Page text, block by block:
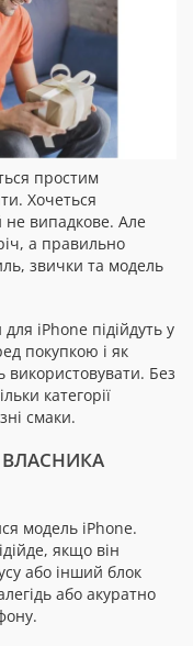
простим
Хочеться
не випадкове. Але
а правильно
звички та модель
iPhone підійдуть у
покупкою і як
використовувати. Без
категорії
смаки.
модель iPhone.
якщо він
або інший блок
або акуратно